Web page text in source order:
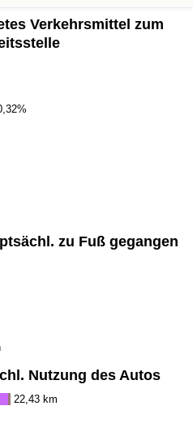
Verkehrsmittel zum
zu Fuß gegangen
Nutzung des Autos
22,43 km
(aktuell)
nach Land